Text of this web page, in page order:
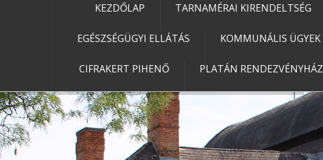
KEZDŐLAP TARNAMÉRAI KIRENDELTSÉG
EGÉSZSÉGÜGYI ELLÁTÁS KOMMUNÁLIS ÜGYEK
CIFRAKERT PIHENŐ PLATÁN RENDEZVÉNYHÁZ